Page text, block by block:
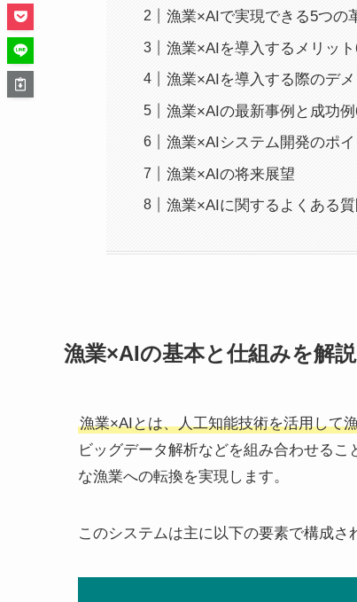
漁業×AIで実現できる5つの
漁業×AIを導入するメリッ
漁業×AIを導入する際のデ
漁業×AIの最新事例と成功
漁業×AIシステム開発のポイ
漁業×AIの将来展望
漁業×AIに関するよくある質
漁業×AIの基本と仕組みを解説
漁業×AIとは、人工知能技術を活用して
ビッグデータ解析などを組み合わせる
な漁業への転換を実現します。
このシステムは主に以下の要素で構成さ